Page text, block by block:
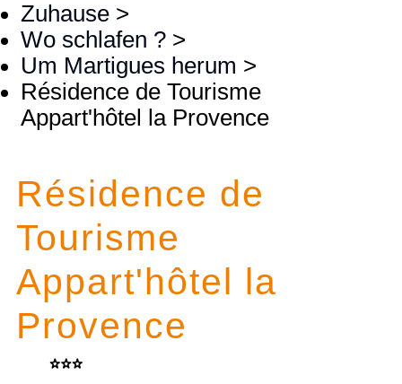
Zuhause >
Wo schlafen ? >
Um Martigues herum >
Résidence de Tourisme
Appart'hôtel la Provence
Résidence de
Tourisme
Appart'hôtel la
Provence